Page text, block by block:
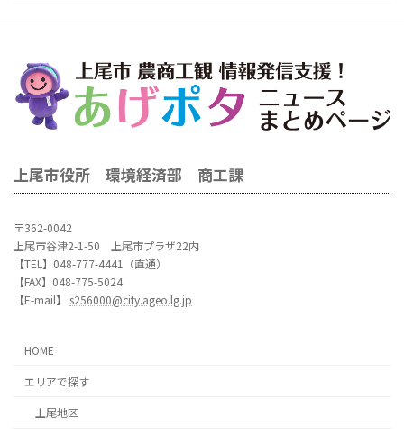
上尾市役所 環境経済部 商工課
〒362-0042
上尾市谷津2-1-50 上尾市プラザ22内
【TEL】048-777-4441（直通）
【FAX】048-775-5024
【E-mail】 s256000@city.ageo.lg.jp
HOME
エリアで探す
上尾地区